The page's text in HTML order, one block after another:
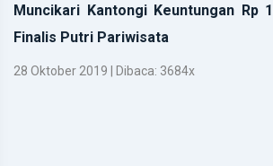
Muncikari Kantongi Keuntungan Rp
Finalis Putri Pariwisata
28 Oktober 2019 | Dibaca: 3684x